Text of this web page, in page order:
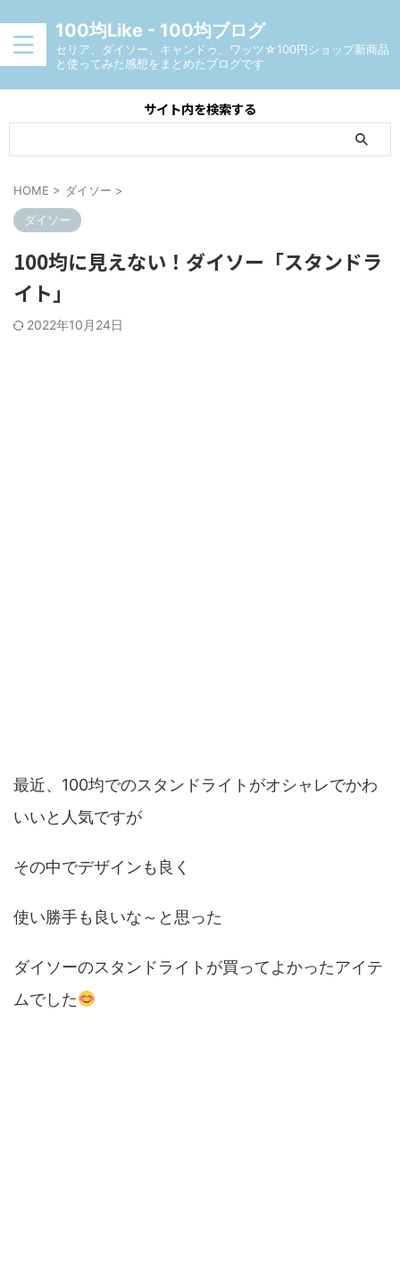
100均Like - 100均ブログ
セリア、ダイソー、キャンドゥ、ワッツ☆100円ショップ新商品
と使ってみた感想をまとめたブログです
サイト内を検索する
HOME > ダイソー >
ダイソー
100均に見えない！ダイソー「スタンドラ
イト」
2022年10月24日
最近、100均でのスタンドライトがオシャレでかわ
いいと人気ですが
その中でデザインも良く
使い勝手も良いな～と思った
ダイソーのスタンドライトが買ってよかったアイテ
ムでした